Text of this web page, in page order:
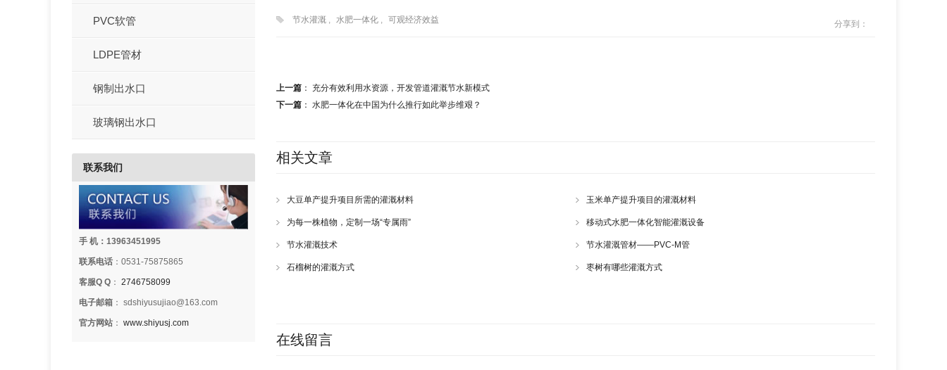
节水灌溉 , 水肥一体化 , 可观经济效益 分享到：
上一篇 ： 充分有效利用水资源，开发管道灌溉节水新模式
下一篇 ： 水肥一体化在中国为什么推行如此举步维艰？
相关文章
大豆单产提升项目所需的灌溉材料 玉米单产提升项目的灌溉材料
为每一株植物，定制一场“专属雨” 移动式水肥一体化智能灌溉设备
节水灌溉技术 节水灌溉管材——PVC-M管
石榴树的灌溉方式 枣树有哪些灌溉方式
在线留言
PVC软管
LDPE管材
钢制出水口
玻璃钢出水口
联系我们
手 机：13963451995
联系电话 ：0531-75875865
客服Q Q ： 2746758099
电子邮箱 ： sdshiyusujiao@163.com
官方网站 ： www.shiyusj.com